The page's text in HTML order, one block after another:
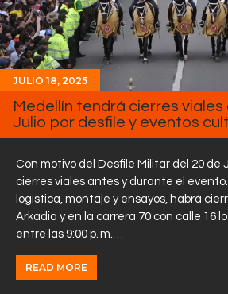
JULIO 18, 2025
Medellín tendrá cierres viales
Julio por desfile y eventos
Con motivo del Desfile Militar del 20 de
cierres viales antes y durante el
logística, montaje y ensayos, habrá
Arkadia y en la carrera 70 con calle 16
entre las 9:00 p. m.…
READ MORE